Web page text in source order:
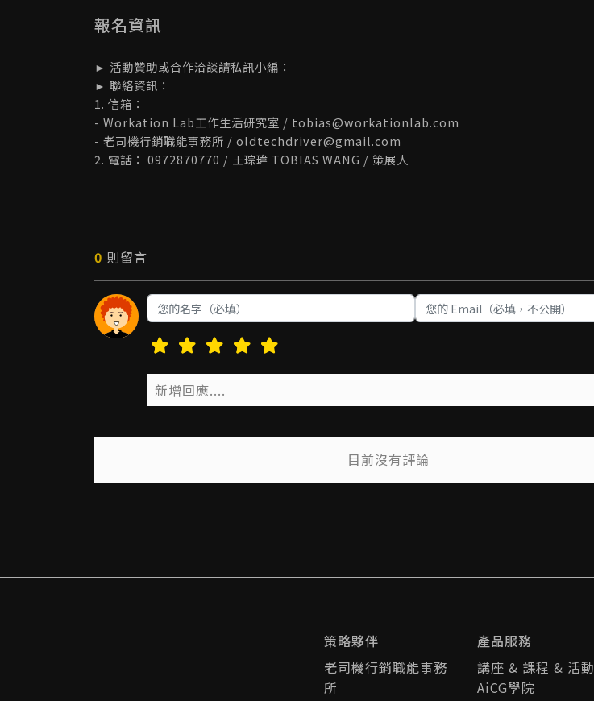
報名資訊
► 活動贊助或合作洽談請私訊小編：
► 聯絡資訊：
1. 信箱：
- Workation Lab工作生活研究室 / tobias@workationlab.com
- 老司機行銷職能事務所 / oldtechdriver@gmail.com
2. 電話： 0972870770 / 王琮瑋 TOBIAS WANG / 策展人
0 則留言
目前沒有評論
策略夥伴
老司機行銷職能事務
所
產品服務
講座 & 課程 & 活動
AiCG學院